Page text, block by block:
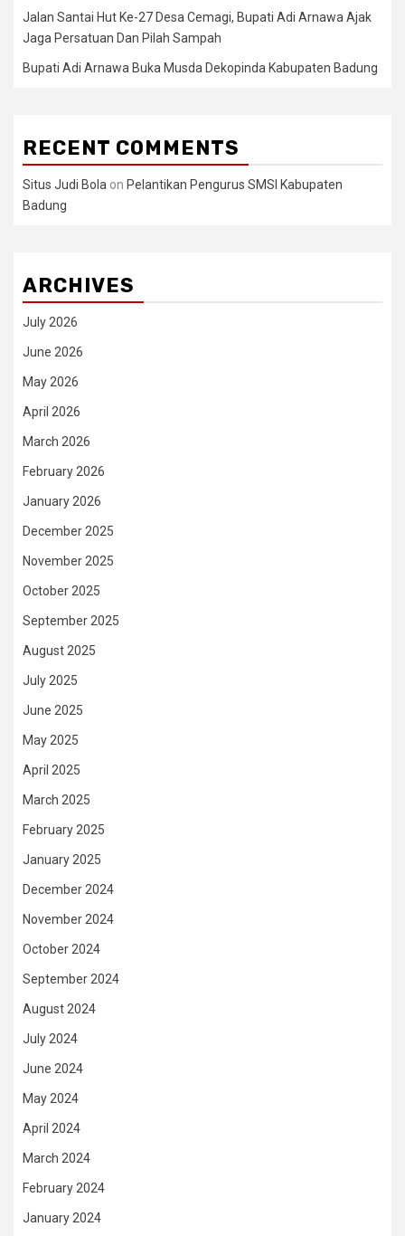
Jalan Santai Hut Ke-27 Desa Cemagi, Bupati Adi Arnawa Ajak
Jaga Persatuan Dan Pilah Sampah
Bupati Adi Arnawa Buka Musda Dekopinda Kabupaten Badung
RECENT COMMENTS
Situs Judi Bola on Pelantikan Pengurus SMSI Kabupaten
Badung
ARCHIVES
July 2026
June 2026
May 2026
April 2026
March 2026
February 2026
January 2026
December 2025
November 2025
October 2025
September 2025
August 2025
July 2025
June 2025
May 2025
April 2025
March 2025
February 2025
January 2025
December 2024
November 2024
October 2024
September 2024
August 2024
July 2024
June 2024
May 2024
April 2024
March 2024
February 2024
January 2024